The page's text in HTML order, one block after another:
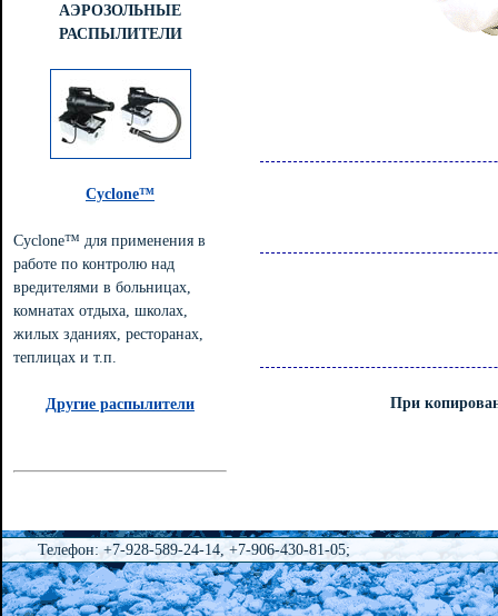
АЭРОЗОЛЬНЫЕ
РАСПЫЛИТЕЛИ
Cyclone™
Cyclone™ для применения в
работе по контролю над
вредителями в больницах,
комнатах отдыха, школах,
жилых зданиях, ресторанах,
теплицах и т.п.
Другие распылители При
Телефон: +7-928-589-24-14, +7-906-430-81-05;